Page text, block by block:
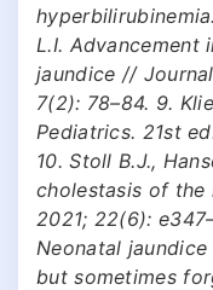
L.I. Advancement
jaundice //
7(2): 78–84. 9.
Pediatrics. 21st
10. Stoll B.J.,
cholestasis of the
2021; 22(6):
Neonatal
but sometimes